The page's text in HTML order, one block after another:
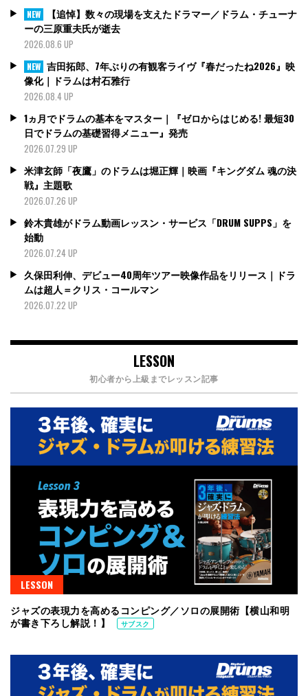
NEW
【追悼】数々の現場を支えたドラマー／ドラム・チューナ
ーの三原重夫氏が逝去
2026.08.6 UP
NEW 吉田拓郎、7年ぶりの有観客ライヴ『春だったね2026』映
像化｜ドラムは村石雅行
2026.08.4 UP
1ヵ月でドラムの基本をマスター｜『ゼロからはじめる! 最短30
日でドラムの基礎習得メニュー』発売
2026.07.29 UP
米津玄師「夜鷹」のドラムは堀正輝｜映画『キングダム 魂の決
戦』主題歌
2026.07.26 UP
鈴木貴雄がドラム動画レッスン・サービス「DRUM SUPPS」を
始動
2026.07.24 UP
久保田利伸、デビュー40周年ツアー映像作品をリリース｜ドラ
ムは超人＝クリス・コールマン
2026.07.22 UP
LESSON
初心者から上級までレッスン記事
LESSON
ジャズの表現力を高めるコンピング／ソロの展開術【横山和明
が書き下ろし解説！】
サブスク